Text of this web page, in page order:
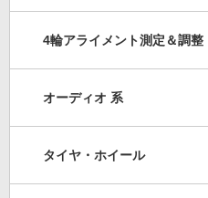
4輪アライメント測定＆調整
オーディオ 系
タイヤ・ホイール